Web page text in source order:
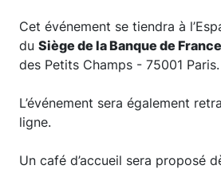
Cet événement se tiendra à
du Siège de la Banque de France
des Petits Champs - 75001 Paris.
L’événement sera également
ligne.
Un café d’accueil sera proposé